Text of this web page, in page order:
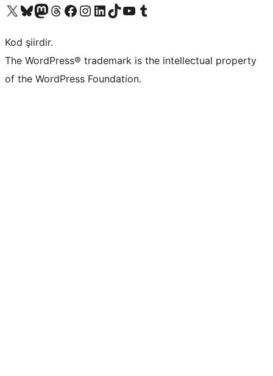
X (eski Twitter) hesabımıza bakın
Bluesky hesabımızı ziyaret edinMastodon hesabımızı ziyaret edinThreads hesabımızı ziyaret edinFacebook sayfamızı ziyaret edinInstagram hesabımızı ziyaret edinLinkedIn hesabımızı ziyaret edinTikTok hesabımızı ziyaret edinYouTube kanalımızı ziyaret edinTumblr hesabımızı ziyaret edin
Kod şiirdir.
The WordPress® trademark is the intellectual property
of the WordPress Foundation.